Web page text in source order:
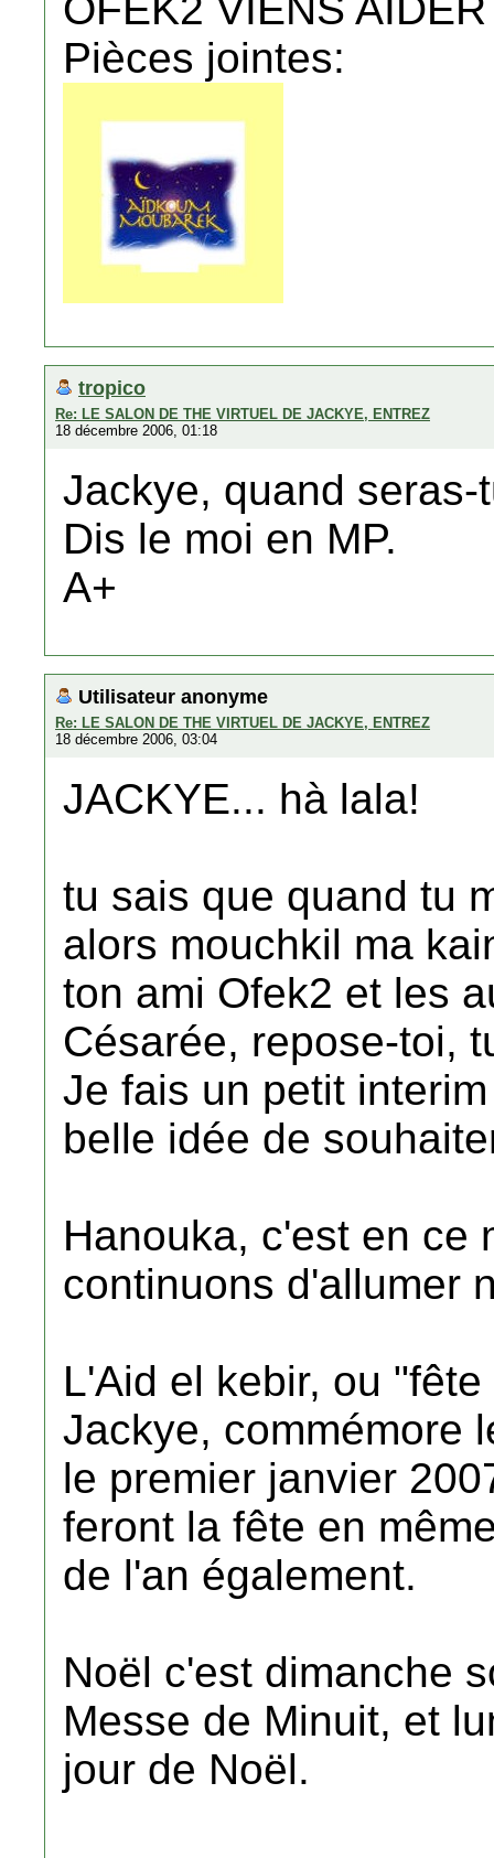
Pièces jointes:
tropico
Re: LE SALON DE THE VIRTUEL DE JACKYE, ENTREZ
18 décembre 2006, 01:18
Jackye, quand seras-
Dis le moi en MP.
A+
Utilisateur anonyme
Re: LE SALON DE THE VIRTUEL DE JACKYE, ENTREZ
18 décembre 2006, 03:04
JACKYE... hà lala!
tu sais que quand tu
alors mouchkil ma
ton ami Ofek2 et les
Césarée, repose-toi,
Je fais un petit
belle idée de
Hanouka, c'est en ce
continuons d'allumer
L'Aid el kebir, ou
Jackye, commémore
le premier janvier
feront la fête en
de l'an également.
Noël c'est dimanche
Messe de Minuit, et
jour de Noël.